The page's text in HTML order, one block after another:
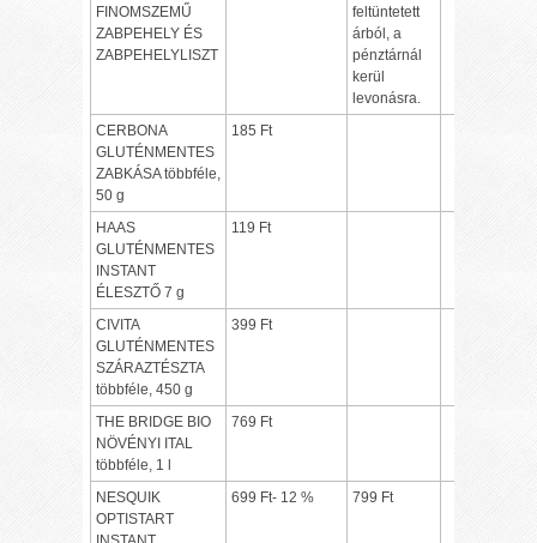
FINOMSZEMŰ
ZABPEHELY ÉS
ZABPEHELYLISZT
feltüntetett
árból, a
pénztárnál
kerül
levonásra.
CERBONA
GLUTÉNMENTES
ZABKÁSA többféle,
50 g
185 Ft
HAAS
GLUTÉNMENTES
INSTANT
ÉLESZTŐ 7 g
119 Ft
CIVITA
GLUTÉNMENTES
SZÁRAZTÉSZTA
többféle, 450 g
399 Ft
THE BRIDGE BIO
NÖVÉNYI ITAL
többféle, 1 l
769 Ft
NESQUIK
OPTISTART
699 Ft- 12 % 799 Ft